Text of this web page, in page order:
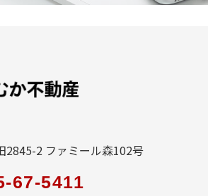
2845-2 ファミール森102号
67-5411